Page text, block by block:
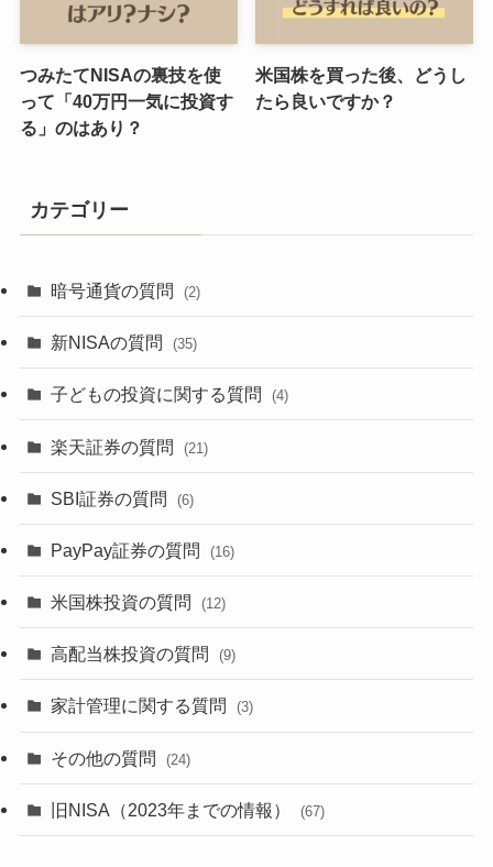
つみたてNISAの裏技を使
って「40万円一気に投資す
る」のはあり？
米国株を買った後、どうし
たら良いですか？
カテゴリー
暗号通貨の質問 (2)
新NISAの質問 (35)
子どもの投資に関する質問 (4)
楽天証券の質問 (21)
SBI証券の質問 (6)
PayPay証券の質問 (16)
米国株投資の質問 (12)
高配当株投資の質問 (9)
家計管理に関する質問 (3)
その他の質問 (24)
旧NISA（2023年までの情報） (67)